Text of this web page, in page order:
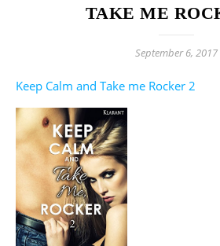
TAKE ME
September 6, 2017
Keep Calm and Take me Rocker 2